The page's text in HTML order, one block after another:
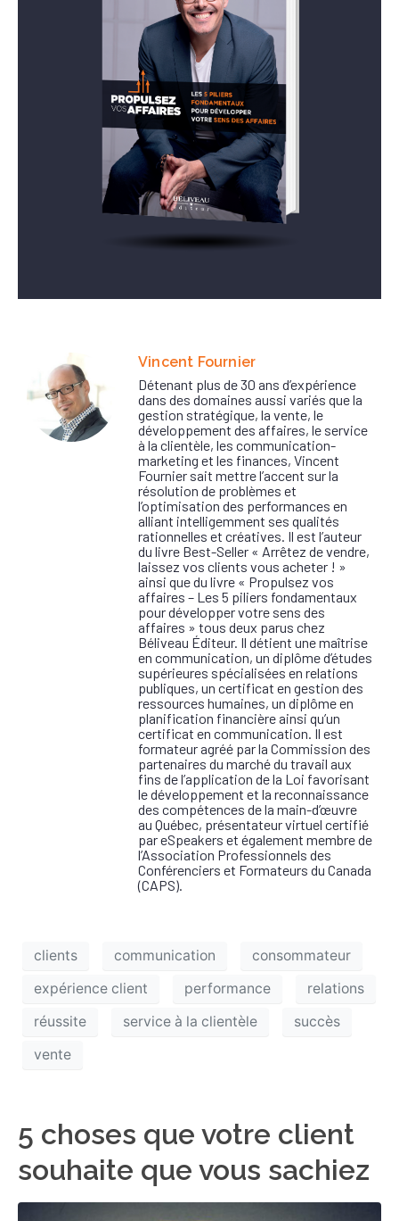
Vincent Fournier
Détenant plus de 30 ans d’expérience
dans des domaines aussi variés que la
gestion stratégique, la vente, le
développement des affaires, le service
à la clientèle, les communication-
marketing et les finances, Vincent
Fournier sait mettre l’accent sur la
résolution de problèmes et
l’optimisation des performances en
alliant intelligemment ses qualités
rationnelles et créatives. Il est l’auteur
du livre Best-Seller « Arrêtez de vendre,
laissez vos clients vous acheter ! »
ainsi que du livre « Propulsez vos
affaires – Les 5 piliers fondamentaux
pour développer votre sens des
affaires » tous deux parus chez
Béliveau Éditeur. Il détient une maîtrise
en communication, un diplôme d’études
supérieures spécialisées en relations
publiques, un certificat en gestion des
ressources humaines, un diplôme en
planification financière ainsi qu’un
certificat en communication. Il est
formateur agréé par la Commission des
partenaires du marché du travail aux
fins de l’application de la Loi favorisant
le développement et la reconnaissance
des compétences de la main-d’œuvre
au Québec, présentateur virtuel certifié
par eSpeakers et également membre de
l’Association Professionnels des
Conférenciers et Formateurs du Canada
(CAPS).
clients communication
consommateur
expérience client
performance
relations
réussite
service à la clientèle
succès
vente
5 choses que votre client
souhaite que vous sachiez